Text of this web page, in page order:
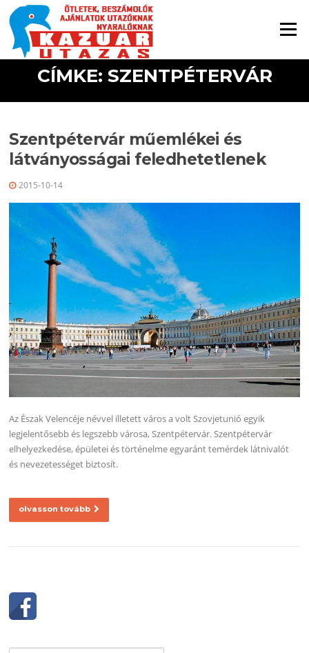
Ugrás a tartalomra
Menü
CÍMKE: SZENTPÉTERVÁR
Szentpétervár műemlékei és
látványosságai feledhetetlenek
2015-10-14
Az Észak Velencéje névvel illetett város a volt Szovjetunió egyik
legjelentősebb és legszebb városa, Szentpétervár. Szentpétervár
elhelyezkedése, épületei és történelme egyaránt temérdek látnivalót
és nevezetességet biztosít.
olvasson tovább